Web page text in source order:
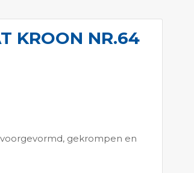
KROON NR.64
gekrompen en